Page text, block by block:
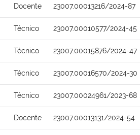
Docente 23007.00013216/2024-87
Técnico 23007.00010577/2024-45
Técnico 23007.00015876/2024-47
Técnico 23007.00016570/2024-30
Técnico 23007.00024961/2023-68
Docente 23007.00013131/2024-54